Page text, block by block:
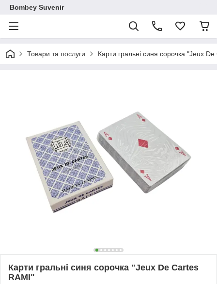
Bombey Suvenir
Товари та послуги Карти гральні синя сорочка "Jeux
Карти гральні синя сорочка "Jeux De Cartes
RAMI"